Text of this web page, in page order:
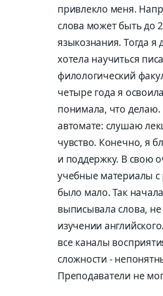
привлекло меня.
слова может быть до
языкознания. Тогда я
хотела научиться
филологический
четыре года я
понимала, что
автомате: слушаю
чувство. Конечно, я
и поддержку. В свою
учебные материалы с
было мало. Так
выписывала слова,
изучении
все каналы
сложности -
Преподаватели не